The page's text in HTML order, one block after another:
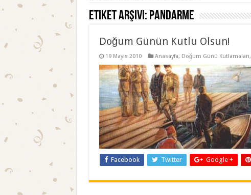
Etiket arşivi: Pandarme
Doğum Günün Kutlu Olsun!
19 Mayıs 2010 Anasayfa, Doğum Günü Kutlamaları,
Facebook Twitter Google +